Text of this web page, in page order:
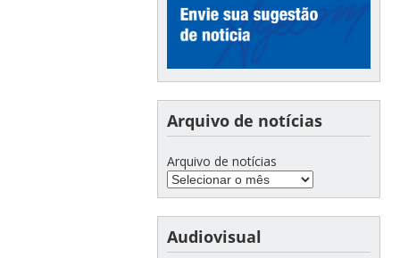
Arquivo de notícias
Arquivo de notícias
Audiovisual